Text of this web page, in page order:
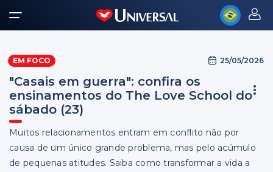
EM FOCO 25/05/2026
"Casais em guerra": confira os
ensinamentos do The Love School do
sábado (23)
Muitos relacionamentos entram em conflito não por
causa de um único grande problema, mas pelo acúmulo
de pequenas atitudes. Saiba como transformar a vida a